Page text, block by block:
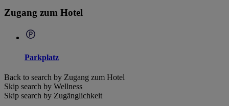
Zugang zum Hotel
Parkplatz
Back to search by Zugang zum Hotel
Skip search by Wellness
Skip search by Zugänglichkeit